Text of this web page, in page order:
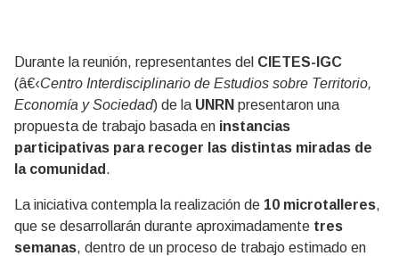
Durante la reunión, representantes del CIETES-IGC
(â€‹Centro Interdisciplinario de Estudios sobre Territorio,
Economía y Sociedad) de la UNRN presentaron una
propuesta de trabajo basada en instancias
participativas para recoger las distintas miradas de
la comunidad .
La iniciativa contempla la realización de 10 microtalleres,
que se desarrollarán durante aproximadamente tres
semanas, dentro de un proceso de trabajo estimado en